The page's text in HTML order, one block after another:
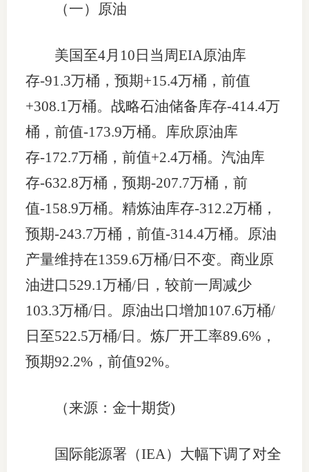
（一）原油
美国至4月10日当周EIA原油库
存-91.3万桶，预期+15.4万桶，前值
+308.1万桶。战略石油储备库存-414.4万
桶，前值-173.9万桶。库欣原油库
存-172.7万桶，前值+2.4万桶。汽油库
存-632.8万桶，预期-207.7万桶，前
值-158.9万桶。精炼油库存-312.2万桶，
预期-243.7万桶，前值-314.4万桶。原油
产量维持在1359.6万桶/日不变。商业原
油进口529.1万桶/日，较前一周减少
103.3万桶/日。原油出口增加107.6万桶/
日至522.5万桶/日。炼厂开工率89.6%，
预期92.2%，前值92%。
（来源：金十期货)
国际能源署（IEA）大幅下调了对全